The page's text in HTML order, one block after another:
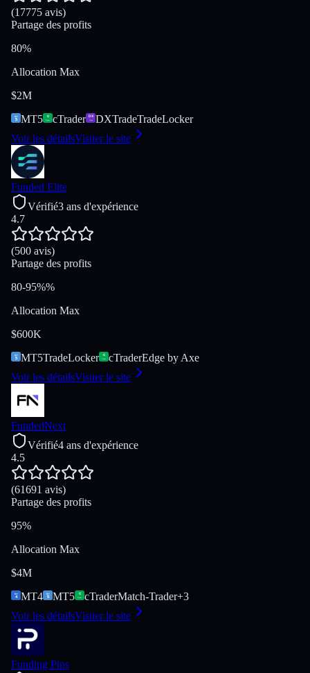
(17775 avis)
Partage des profits
80%
Allocation Max
$2M
MT5
cTrader DXTradeTradeLocker
Voir les détailsVisiter le site
Funded Elite
Vérifié3 ans d'expérience
4.7
(500 avis)
Partage des profits
80-95%%
Allocation Max
$600K
MT5TradeLocker cTraderEdge by Axe
Voir les détailsVisiter le site
FundedNext
Vérifié4 ans d'expérience
4.5
(61691 avis)
Partage des profits
95%
Allocation Max
$4M
MT4
MT5 cTraderMatch-Trader+3
Voir les détailsVisiter le site
Funding Pips